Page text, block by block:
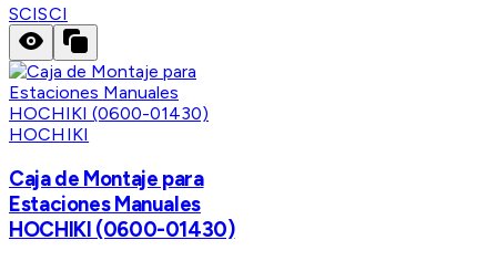
SCISCI
HOCHIKI
Caja de Montaje para
Estaciones Manuales
HOCHIKI (0600-01430)